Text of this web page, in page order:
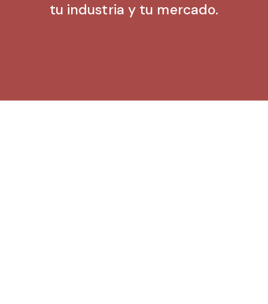
tu industria y tu mercado.